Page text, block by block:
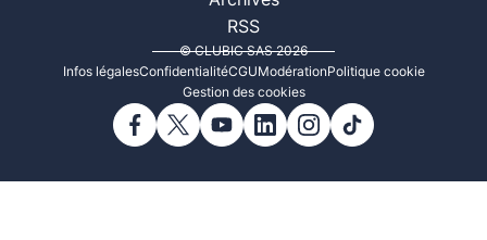
RSS
© CLUBIC SAS 2026
Infos légalesConfidentialitéCGUModérationPolitique cookie
Gestion des cookies